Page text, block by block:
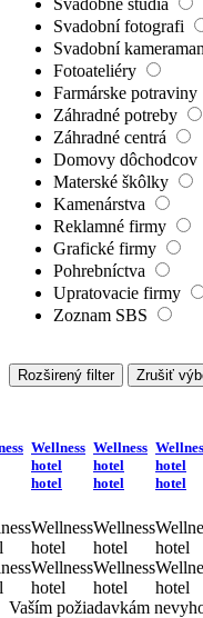
Svadobné štúdiá
Svadobní fotografi
Svadobní
Fotoateliéry
Farmárske potraviny
Záhradné potreby
Záhradné centrá
Domovy dôchodcov
Materské škôlky
Kamenárstva
Reklamné firmy
Grafické firmy
Pohrebníctva
Upratovacie firmy
Zoznam SBS
Rozširený filter Zrušiť
Wellness
hotel
hotel
Wellness
hotel
Wellness
hotel
Wellness
hotel
hotel
Wellness
hotel
Wellness
hotel
hotel
hotel
hotel
hotel
Vaším požiadavkám